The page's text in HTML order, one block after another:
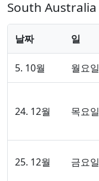
South Australia
날짜 일
5. 10월 월요일
24. 12월 목요일
25. 12월 금요일